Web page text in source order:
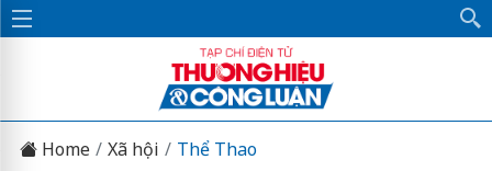
Home Xã hội Thể Thao